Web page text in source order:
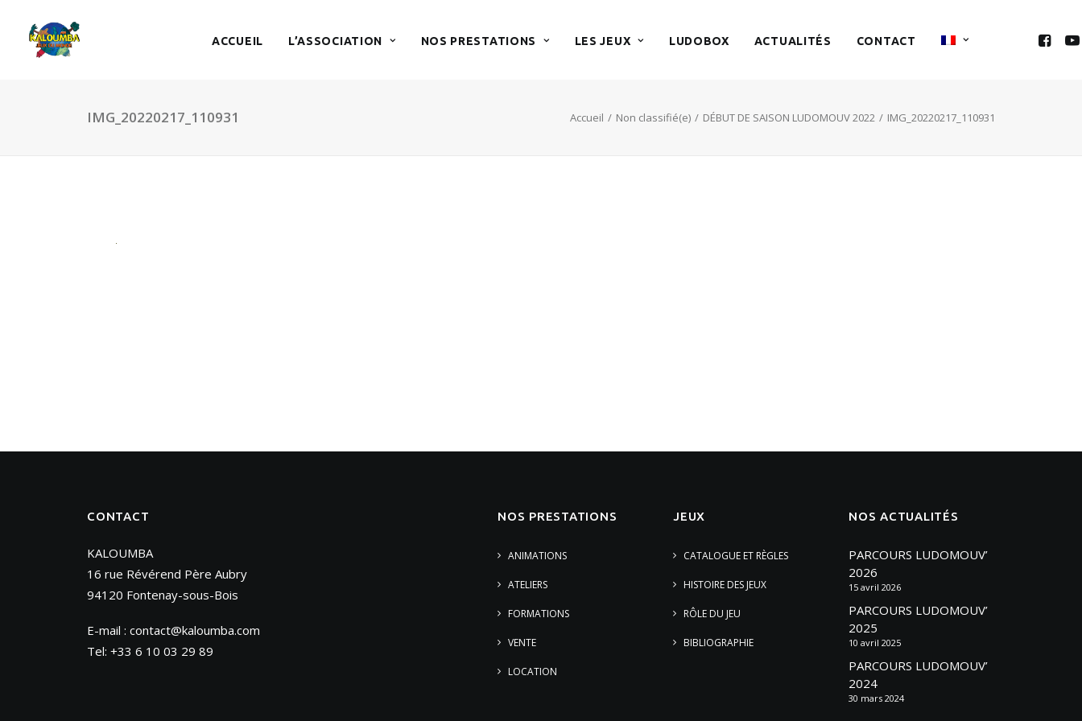
ACCUEIL L’ASSOCIATION NOS PRESTATIONS LES JEUX LUDOBOX ACTUALITÉS CONTACT
IMG_20220217_110931 Accueil Non classifié(e) DÉBUT DE SAISON LUDOMOUV 2022 IMG_20220217_110931
CONTACT
KALOUMBA
16 rue Révérend Père Aubry
94120 Fontenay-sous-Bois
E-mail : contact@kaloumba.com
Tel: +33 6 10 03 29 89
NOS PRESTATIONS
ANIMATIONS
ATELIERS
FORMATIONS
VENTE
LOCATION
JEUX
CATALOGUE ET RÈGLES
HISTOIRE DES JEUX
RÔLE DU JEU
BIBLIOGRAPHIE
NOS ACTUALITÉS
PARCOURS LUDOMOUV’
2026
15 avril 2026
PARCOURS LUDOMOUV’
2025
10 avril 2025
PARCOURS LUDOMOUV’
2024
30 mars 2024